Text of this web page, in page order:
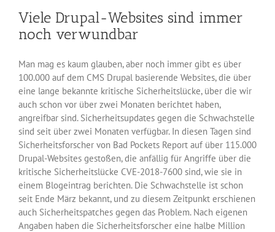
Viele Drupal-Websites sind immer
noch verwundbar
Man mag es kaum glauben, aber noch immer gibt es über
100.000 auf dem CMS Drupal basierende Websites, die über
eine lange bekannte kritische Sicherheitslücke, über die wir
auch schon vor über zwei Monaten berichtet haben,
angreifbar sind. Sicherheitsupdates gegen die Schwachstelle
sind seit über zwei Monaten verfügbar. In diesen Tagen sind
Sicherheitsforscher von Bad Pockets Report auf über 115.000
Drupal-Websites gestoßen, die anfällig für Angriffe über die
kritische Sicherheitslücke CVE-2018-7600 sind, wie sie in
einem Blogeintrag berichten. Die Schwachstelle ist schon
seit Ende März bekannt, und zu diesem Zeitpunkt erschienen
auch Sicherheitspatches gegen das Problem. Nach eigenen
Angaben haben die Sicherheitsforscher eine halbe Million